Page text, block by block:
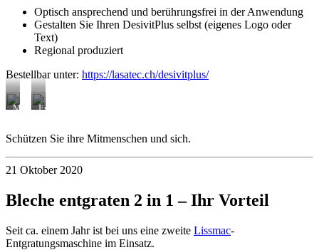
Optisch ansprechend und berührungsfrei in der Anwendung
Gestalten Sie Ihren DesivitPlus selbst (eigenes Logo oder
Text)
Regional produziert
Bestellbar unter: https://lasatec.ch/desivitplus/
Medizinisches
am
Espace
Schützen Sie ihre Mitmenschen und sich.
21 Oktober 2020
Bleche entgraten 2 in 1 – Ihr Vorteil
Seit ca. einem Jahr ist bei uns eine zweite Lissmac-
Entgratungsmaschine im Einsatz.